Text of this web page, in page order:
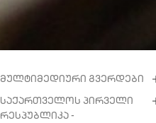
ᲛᲣᲚᲢᲘᲛᲔᲓᲘᲣᲠᲘ ᲒᲕᲔᲠᲓᲔᲑᲘ
ᲡᲐᲥᲐᲠᲗᲕᲔᲚᲝᲡ ᲞᲘᲠᲕᲔᲚᲘ
ᲠᲔᲡᲞᲣᲑᲚᲘᲙᲐ -